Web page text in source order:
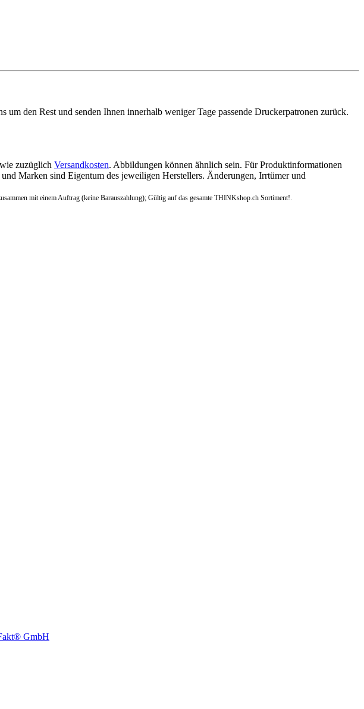
um den Rest und senden Ihnen innerhalb weniger Tage passende Druckerpatronen zurück.
zuzüglich Versandkosten. Abbildungen können ähnlich sein. Für Produktinformationen
Marken sind Eigentum des jeweiligen Herstellers. Änderungen, Irrtümer und
mit einem Auftrag (keine Barauszahlung); Gültig auf das gesamte THINKshop.ch Sortiment!.
GmbH